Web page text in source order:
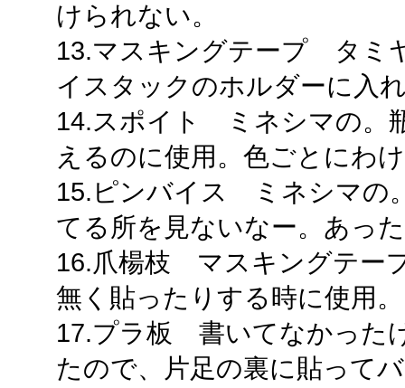
けられない。
13.マスキングテープ タミ
イスタックのホルダーに入
14.スポイト ミネシマの。
えるのに使用。色ごとにわ
15.ピンバイス ミネシマの
てる所を見ないなー。あっ
16.爪楊枝 マスキングテー
無く貼ったりする時に使用。
17.プラ板 書いてなかった
たので、片足の裏に貼って